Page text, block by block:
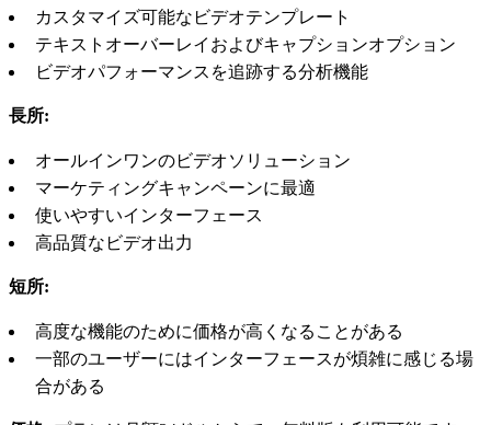
カスタマイズ可能なビデオテンプレート
テキストオーバーレイおよびキャプションオプション
ビデオパフォーマンスを追跡する分析機能
長所:
オールインワンのビデオソリューション
マーケティングキャンペーンに最適
使いやすいインターフェース
高品質なビデオ出力
短所:
高度な機能のために価格が高くなることがある
一部のユーザーにはインターフェースが煩雑に感じる場
合がある